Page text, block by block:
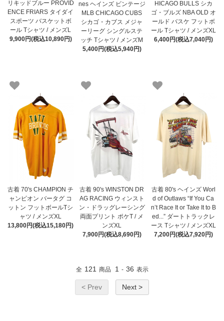
リキッドブルー PROVID
ENCE FRIARS タイダイ
スポーツ バスケットボ
ール Tシャツ / メンズL
9,900円(税込10,890円)
nes ヘインズ ビンテージ
MLB CHICAGO CUBS
シカゴ・カブス メジャ
ーリーグ シングルステ
ッチ Tシャツ / メンズM
5,400円(税込5,940円)
HICAGO BULLS シカ
ゴ・ブルズ NBA OLD オ
ールド バスケ フットボ
ール Tシャツ / メンズXL
6,400円(税込7,040円)
古着 70's CHAMPION チ
ャンピオン バータグ コ
ットン フットボールTシ
ャツ / メンズXL
13,800円(税込15,180円)
古着 90's WINSTON DR
AG RACING ウィンスト
ン・ドラッグレーシング
両面プリント ポケT / メ
ンズXL
7,900円(税込8,690円)
古着 80's ヘインズ Worl
d of Outlaws “If You Ca
n’t Race It or Take It to B
ed...” ダートトラックレ
ース Tシャツ / メンズXL
7,200円(税込7,920円)
全 121 商品 1 - 36 表示
< Prev Next >